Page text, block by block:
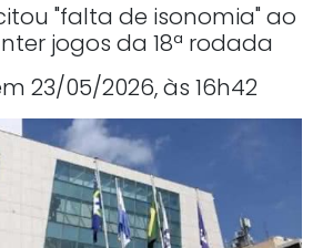
"falta de isonomia" ao
jogos da 18ª rodada
23/05/2026, às 16h42